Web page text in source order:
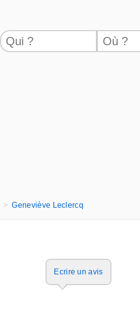
Geneviève Leclercq
Ecrire un avis